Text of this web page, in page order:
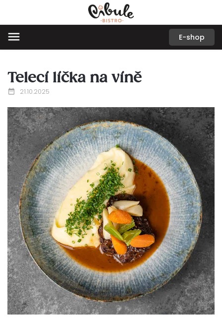
E-shop
Telecí líčka na víně
21.10.2025